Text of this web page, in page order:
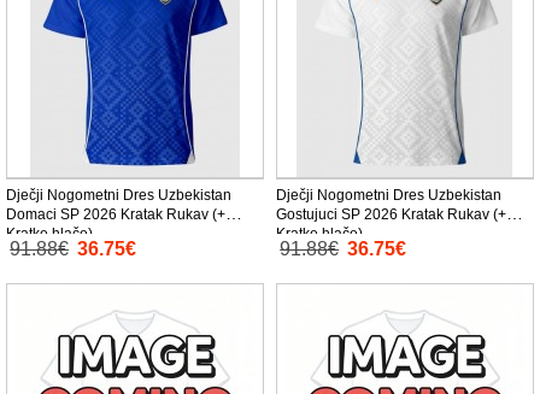
Dječji Nogometni Dres Uzbekistan
Domaci SP 2026 Kratak Rukav (+
Kratke hlače)
91.88€ 36.75€
Dječji Nogometni Dres Uzbekistan
Gostujuci SP 2026 Kratak Rukav (+
Kratke hlače)
91.88€ 36.75€